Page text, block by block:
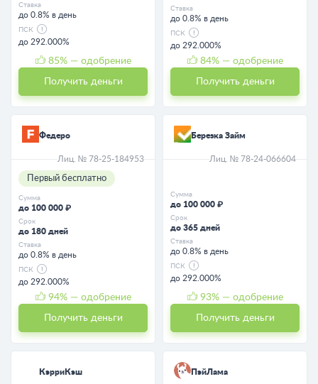
Ставка
до 0.8% в день
ПСК
до 292.000%
85% — одобрение
Получить деньги
Ставка
до 0.8% в день
ПСК
до 292.000%
84% — одобрение
Получить деньги
Федеро
Лиц. № 78-25-184953
Первый бесплатно
Сумма
до 100 000 ₽
Срок
до 180 дней
Ставка
до 0.8% в день
ПСК
до 292.000%
94% — одобрение
Получить деньги
Березка Займ
Лиц. № 78-24-066604
Сумма
до 100 000 ₽
Срок
до 365 дней
Ставка
до 0.8% в день
ПСК
до 292.000%
93% — одобрение
Получить деньги
КэрриКэш ПэйЛама